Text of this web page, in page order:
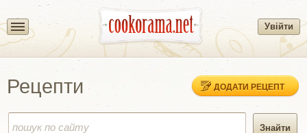
Увійти
Рецепти ДОДАТИ РЕЦЕПТ